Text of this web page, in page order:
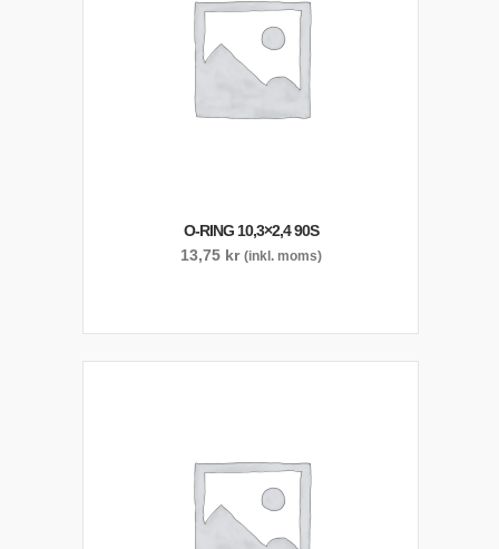
O-RING 10,3×2,4 90S
13,75 kr (inkl. moms)